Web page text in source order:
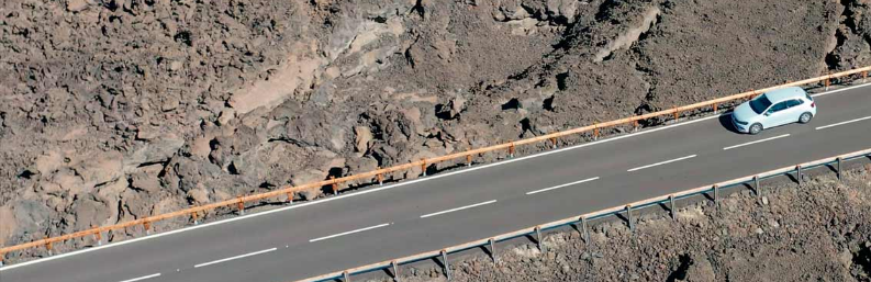
RTC MEDIA
Vídeos interactius de vehicles nous, liquidacions
d’estoc i vehicles d’ocasió
Concessionaris virtuals
Assessor virtual
Oferta puntual